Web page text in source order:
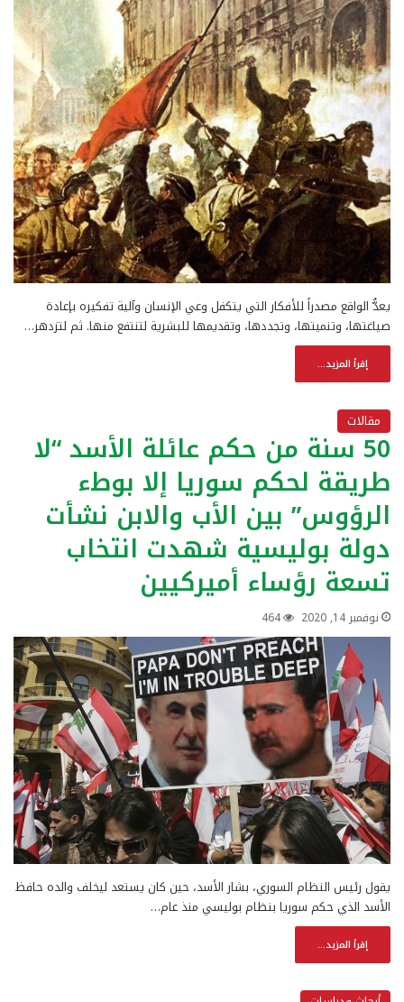
يعدُّ الواقع مصدراً للأفكار التي يتكفل وعي الإنسان وآلية تفكيره بإعادة
صياغتها، وتنميتها، وتجددها، وتقديمها للبشرية لتنتفع منها. ثم لتزدهر…
إقرأ المزيد...
مقالات
50 سنة من حكم عائلة الأسد “لا
طريقة لحكم سوريا إلا بوطء
الرؤوس” بين الأب والابن نشأت
دولة بوليسية شهدت انتخاب
تسعة رؤساء أميركيين
نوفمبر 14, 2020 464
يقول رئيس النظام السوري، بشار الأسد، حين كان يستعد ليخلف والده حافظ
الأسد الذي حكم سوريا بنظام بوليسي منذ عام…
إقرأ المزيد...